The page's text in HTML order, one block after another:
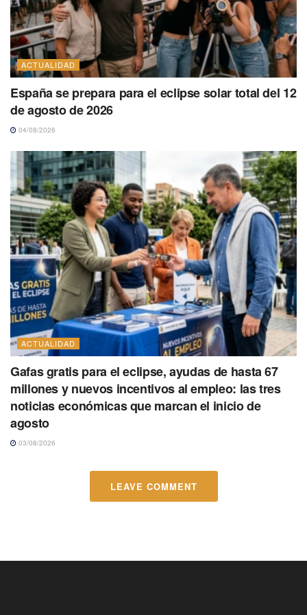
ACTUALIDAD
España se prepara para el eclipse solar total del 12
de agosto de 2026
04/08/2026
ACTUALIDAD
Gafas gratis para el eclipse, ayudas de hasta 67
millones y nuevos incentivos al empleo: las tres
noticias económicas que marcan el inicio de
agosto
03/08/2026
LEAVE COMMENT